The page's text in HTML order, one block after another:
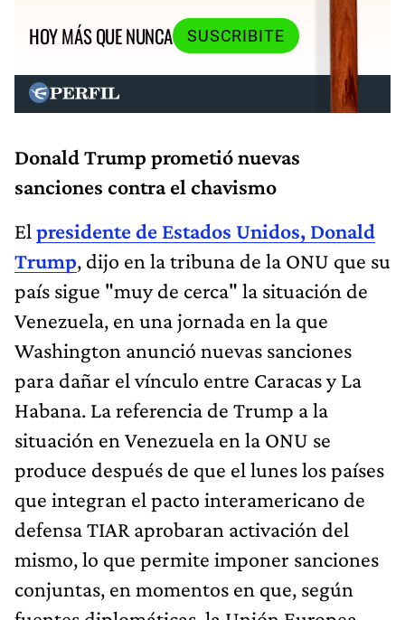
HOY MÁS QUE NUNCA
SUSCRIBITE
Donald Trump prometió nuevas
sanciones contra el chavismo
El presidente de Estados Unidos, Donald
Trump, dijo en la tribuna de la ONU que su
país sigue "muy de cerca" la situación de
Venezuela, en una jornada en la que
Washington anunció nuevas sanciones
para dañar el vínculo entre Caracas y La
Habana. La referencia de Trump a la
situación en Venezuela en la ONU se
produce después de que el lunes los países
que integran el pacto interamericano de
defensa TIAR aprobaran activación del
mismo, lo que permite imponer sanciones
conjuntas, en momentos en que, según